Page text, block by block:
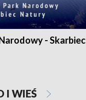
- Skarbiec
I WIEŚ